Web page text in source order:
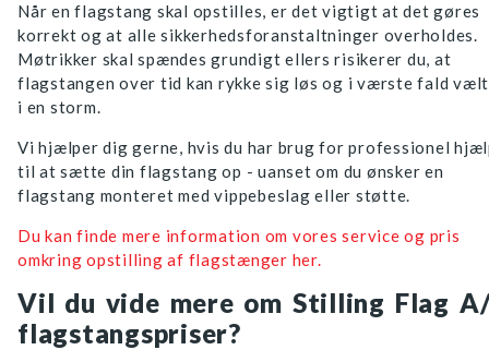
Når en flagstang skal opstilles, er det vigtigt at det gøres
korrekt og at alle sikkerhedsforanstaltninger overholdes.
Møtrikker skal spændes grundigt ellers risikerer du, at
flagstangen over tid kan rykke sig løs og i værste fald
i en storm.
Vi hjælper dig gerne, hvis du har brug for professionel
til at sætte din flagstang op - uanset om du ønsker en
flagstang monteret med vippebeslag eller støtte.
Du kan finde mere information om vores service og pris
omkring opstilling af flagstænger her.
Vil du vide mere om Stilling Flag
flagstangspriser?